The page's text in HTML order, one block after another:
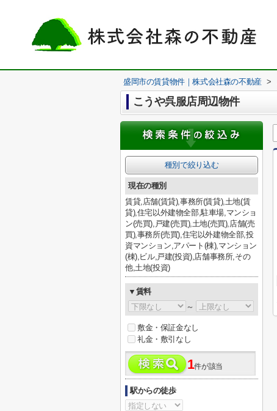
盛岡市の賃貸物件｜株式会社森の不動産 >
こうや呉服店周辺物件
種別で絞り込む
現在の種別
賃貸,店舗(賃貸),事務所(賃貸),土地(賃
貸),住宅以外建物全部,駐車場,マンショ
ン(売買),戸建(売買),土地(売買),店舗(売
買),事務所(売買),住宅以外建物全部,投
資マンション,アパート(棟),マンション
(棟),ビル,戸建(投資),店舗事務所,その
他,土地(投資)
▼賃料
～
敷金・保証金なし
礼金・敷引なし
1件が該当
駅からの徒歩